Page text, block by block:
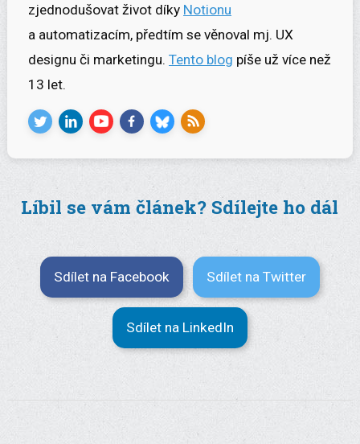
zjednodušovat život díky Notionu
a automatizacím, předtím se věnoval mj. UX
designu či marketingu.Tento blog píše už více než
13 let.
Líbil se vám článek? Sdílejte ho dál
Sdílet na Facebook Sdílet na Twitter
Sdílet na LinkedIn